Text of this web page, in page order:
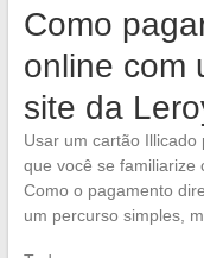
Como
online com
site da
Usar um cartão
que você se familiarize
Como o pagamento
um percurso simples,